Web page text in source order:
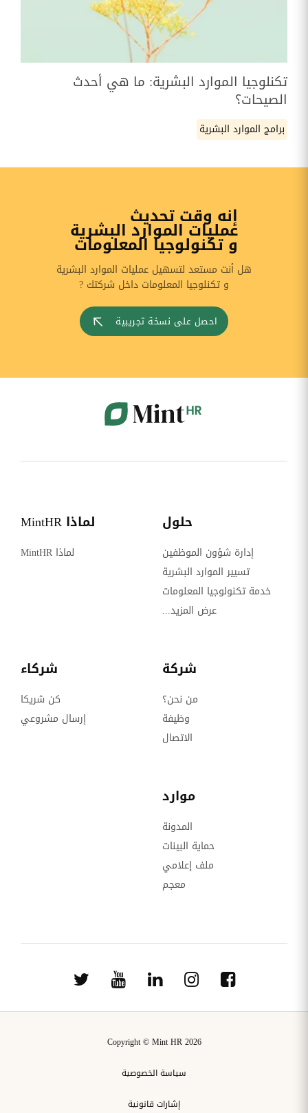
تكنلوجيا الموارد البشرية: ما هي أحدث
الصيحات؟
برامج الموارد البشرية
إنه وقت تحديث
عمليات الموارد البشرية
و تكنولوجيا المعلومات
هل أنت مستعد لتسهيل عمليات الموارد البشرية
و تكنلوجيا المعلومات داخل شركتك ?
احصل على نسخة تجريبية
حلول
إدارة شؤون الموظفين
تسيير الموارد البشرية
خدمة تكنولوجيا المعلومات
عرض المزيد...
لماذا MintHR
لماذا MintHR
شركة
من نحن؟
وظيفة
الاتصال
شركاء
كن شريكا
إرسال مشروعي
موارد
المدونة
حماية البينات
ملف إعلامي
معجم
Copyright © Mint HR 2026
سياسة الخصوصية
إشارات قانونية